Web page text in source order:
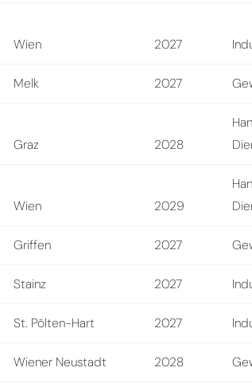
Wien 2027
Melk 2027
Graz 2028
Wien 2029
Griffen 2027
Stainz 2027
St. Pölten-Hart 2027
Wiener Neustadt 2028